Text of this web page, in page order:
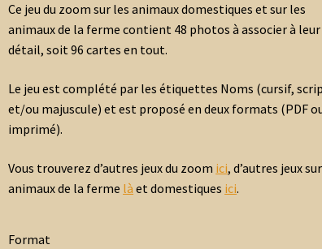
prix :
2,00 €
14,90 €
Ce jeu du zoom sur les animaux domestiques et sur les
animaux de la ferme contient 48 photos à associer à leur
détail, soit 96 cartes en tout.
Le jeu est complété par les étiquettes Noms (cursif,
et/ou majuscule) et est proposé en deux formats (PDF
imprimé).
Vous trouverez d’autres jeux du zoom ici, d’autres jeux
animaux de la ferme là et domestiques ici.
Format